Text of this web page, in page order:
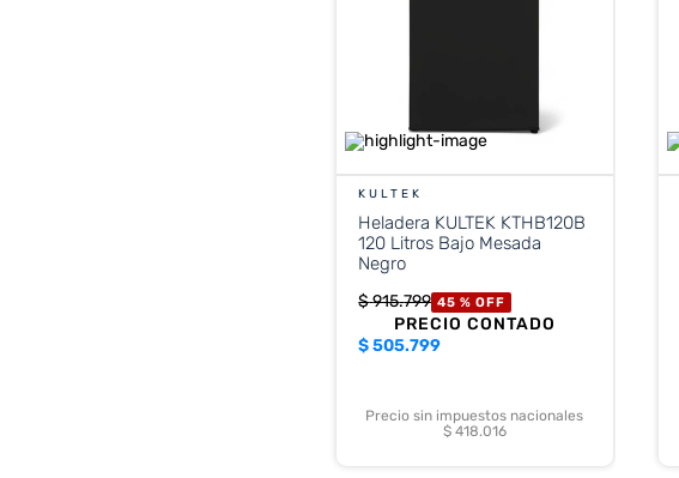
KULTEK
Heladera KULTEK KTHB120B
120 Litros Bajo Mesada
Negro
$915.799 45 % OFF
PRECIO CONTADO
$505.799
Precio sin impuestos nacionales
$ 418.016